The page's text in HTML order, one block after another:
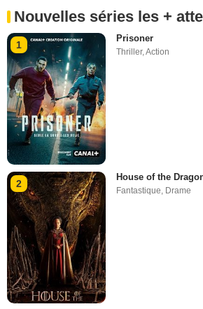
Nouvelles séries les +
1
Prisoner
Thriller,Action
2
House of the
Fantastique, Drame